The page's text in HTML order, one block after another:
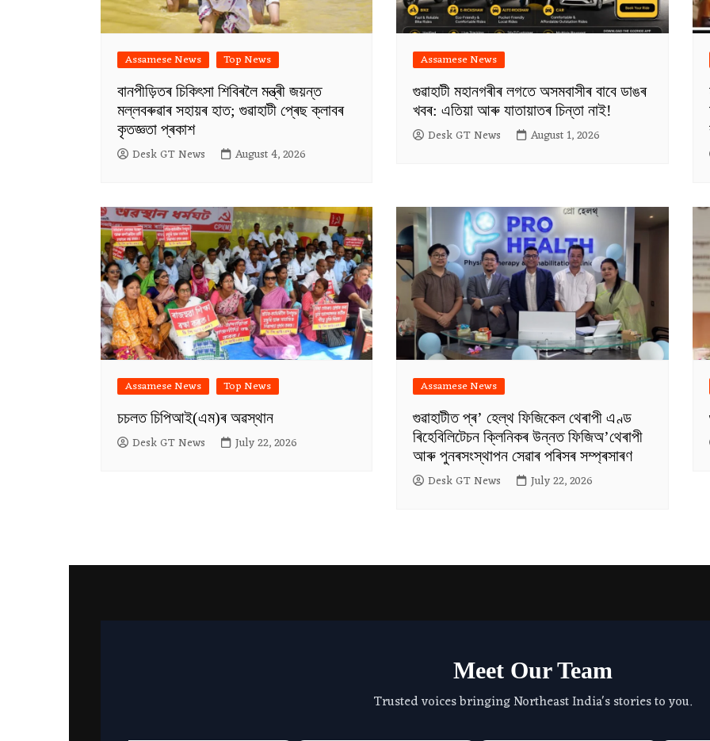
Assamese News Top News
বানপীড়িতৰ চিকিৎসা শিবিৰলৈ মন্ত্ৰী জয়ন্ত
মল্লবৰুৱাৰ সহায়ৰ হাত; গুৱাহাটী প্ৰেছ ক্লাবৰ
কৃতজ্ঞতা প্ৰকাশ
Desk GT News August 4, 2026
Assamese News
গুৱাহাটী মহানগৰীৰ লগতে অসমবাসীৰ বাবে ডাঙৰ
খবৰ: এতিয়া আৰু যাতায়াতৰ চিন্তা নাই!
Desk GT News August 1, 2026
Assamese News Top News
চচলত চিপিআই(এম)ৰ অৱস্থান
Desk GT News July 22, 2026
Assamese News
গুৱাহাটীত প্ৰ’ হেল্থ ফিজিকেল থেৰাপী এণ্ড
ৰিহেবিলিটেচন ক্লিনিকৰ উন্নত ফিজিঅ’থেৰাপী
আৰু পুনৰসংস্থাপন সেৱাৰ পৰিসৰ সম্প্ৰসাৰণ
Desk GT News July 22, 2026
Meet Our Team
Trusted voices bringing Northeast India's stories to you.